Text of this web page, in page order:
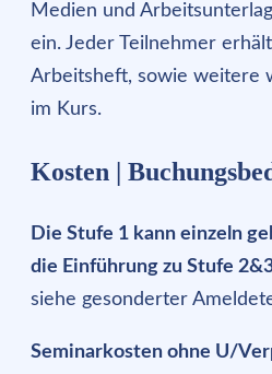
Medien und
ein. Jeder Teilnehmer
Arbeitsheft, sowie weitere
im Kurs.
Kosten |
Die Stufe 1 kann einzeln
die Einführung zu Stufe
siehe gesonderter
Seminarkosten ohne U/